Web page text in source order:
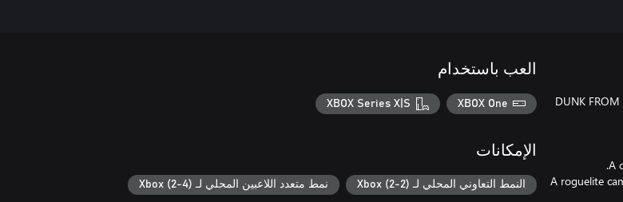
DUNK
A roguelite
العب باستخدام
XBOX One
XBOX Series X|S
الإمكانات
النمط التعاوني المحلي لـ Xbox (2-2) نمط متعدد اللاعبين المحلي لـ Xbox (2-4)